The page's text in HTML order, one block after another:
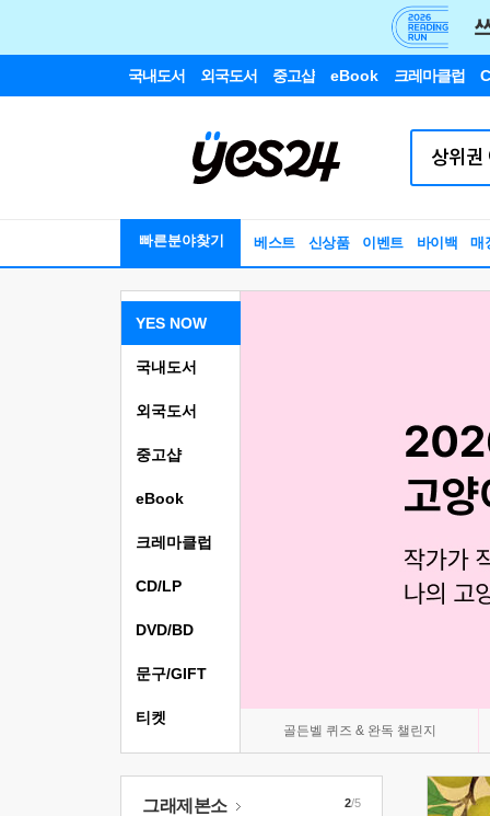
국내도서 외국도서 중고샵 eBook 크레마클럽
빠른분야찾기 베스트 신상품 이벤트 바이백 매
YES NOW
골든벨 퀴즈 & 완독 챌린지
국내도서
외국도서
중고샵
eBook
크레마클럽
CD/LP
DVD/BD
문구/GIFT
티켓
그래제본소 2/5